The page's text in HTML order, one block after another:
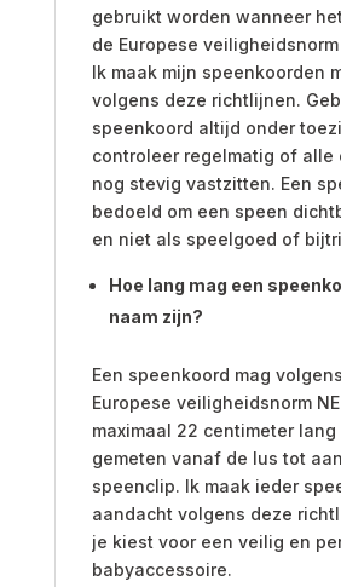
gebruikt worden wanneer
de Europese veiligheidsnorm
Ik maak mijn speenkoorden
volgens deze richtlijnen.
speenkoord altijd onder
controleer regelmatig of alle
nog stevig vastzitten. Een
bedoeld om een speen
en niet als speelgoed of
Hoe lang mag een
naam zijn?
Een speenkoord mag
Europese veiligheidsnorm
maximaal 22 centimeter lang
gemeten vanaf de lus tot
speenclip. Ik maak ieder
aandacht volgens deze
je kiest voor een veilig en
babyaccessoire.